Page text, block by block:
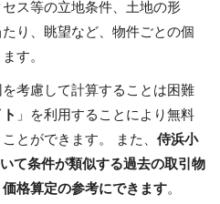
ス等の立地条件、土地の形
り、眺望など、物件ごとの個
す。
考慮して計算することは困難
」を利用することにより無料
とができます。 また、 侍浜小
て条件が類似する過去の取引物
格算定の参考にできます。